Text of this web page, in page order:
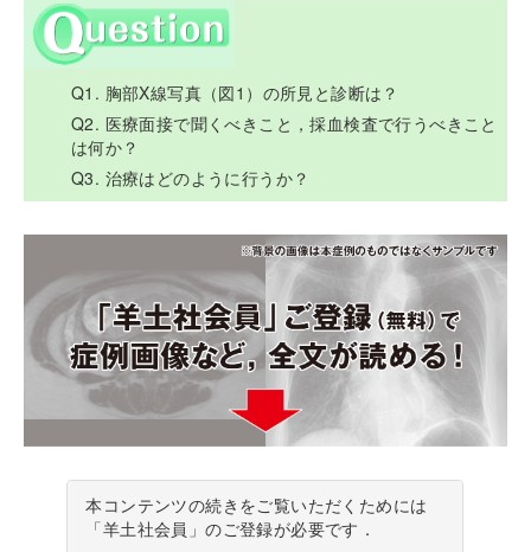
Q1. 胸部X線写真（図1）の所見と診断は？
Q2. 医療面接で聞くべきこと，採血検査で行うべきこと
は何か？
Q3. 治療はどのように行うか？
本コンテンツの続きをご覧いただくためには
「羊土社会員」のご登録が必要です．